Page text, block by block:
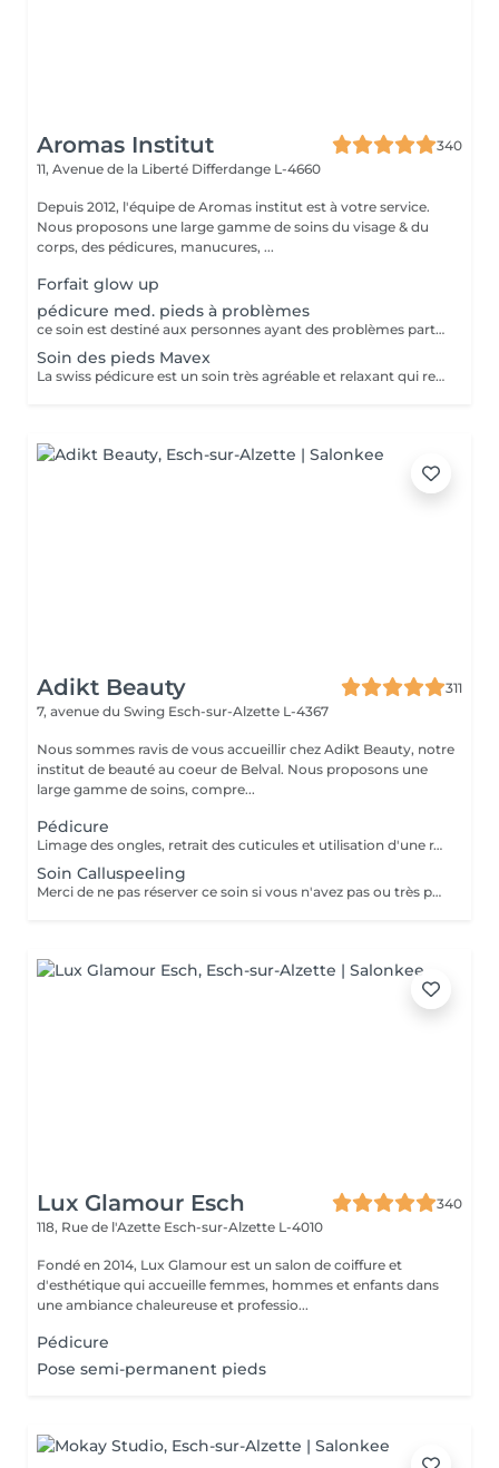
Aromas Institut
340
11, Avenue de la Liberté Differdange L-4660
Depuis 2012, l'équipe de Aromas institut est à votre service.
Nous proposons une large gamme de soins du visage & du
corps, des pédicures, manucures, ...
Forfait glow up
pédicure med. pieds à problèmes
ce soin est destiné aux personnes ayant des problèmes particuliers aux pieds. vernis non inclus
Soin des pieds Mavex
La swiss pédicure est un soin très agréable et relaxant qui redonne aux pieds une nouvelle douceur et une splendeur extraordinaire. Idéal pour les pieds à problèmes tels que les callosités et crevasses. Pose vernis inclus. Nous vous prions de bien vouloir respecter votre rendez-vous. En prenant rendez-vous, vous occupez une place, dont une autre personne aurait éventuellement besoin. Tout rendez-vous non annulé 24h en avance, est susceptible d'être facturé. (Si vous ne pouvez pas vous présenter à votre RDV, proposez-le éventuellement à un proche ou à un ami) Toute l'équipe de Aromas Institut vous remercie pour votre respect et votre compréhension.
Adikt Beauty
311
7, avenue du Swing Esch-sur-Alzette L-4367
Nous sommes ravis de vous accueillir chez Adikt Beauty, notre
institut de beauté au coeur de Belval. Nous proposons une
large gamme de soins, compre...
Pédicure
Limage des ongles, retrait des cuticules et utilisation d'une râpe spécifique pour éliminer les callosités
Soin Calluspeeling
Merci de ne pas réserver ce soin si vous n'avez pas ou très peu de callosités !!! Limage des ongles, retrait des cuticules, application du soin Calluspeeling qui va éliminer les callosités afin de retrouver des pieds lisses, doux et hydratés. Contre-indications : coupures, ampoules, hyperhidrose, peau irritée, diabète, grossesse (se diriger vers la pédicure)
Lux Glamour Esch
340
118, Rue de l'Azette Esch-sur-Alzette L-4010
Fondé en 2014, Lux Glamour est un salon de coiffure et
d'esthétique qui accueille femmes, hommes et enfants dans
une ambiance chaleureuse et professio...
Pédicure
Pose semi-permanent pieds